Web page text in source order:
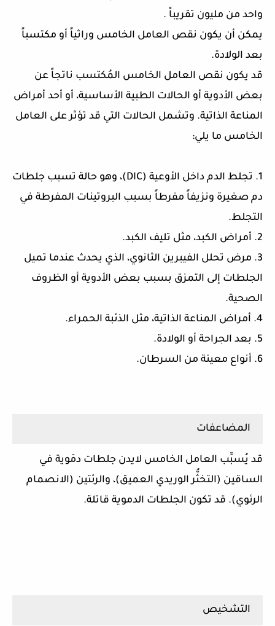
واحد من مليون تقريباً .
يمكن أن يكون نقص العامل الخامس وراثياً أو مكتسباً
بعد الولادة.
قد يكون نقص العامل الخامس المُكتسب ناتجاً عن
بعض الأدوية أو الحالات الطبية الأساسية، أو أحد أمراض
المناعة الذاتية. وتشمل الحالات التي قد تؤثر على العامل
الخامس ما يلي:
1. تجلط الدم داخل الأوعية (DIC)، وهو حالة تسبب جلطات
دم صغيرة ونزيفاً مفرطاً بسبب البروتينات المفرطة في
التجلط.
2. أمراض الكبد، مثل تليف الكبد.
3. مرض تحلل الفيبرين الثانوي، الذي يحدث عندما تميل
الجلطات إلى التمزق بسبب بعض الأدوية أو الظروف
الصحية.
4. أمراض المناعة الذاتية، مثل الذئبة الحمراء.
5. بعد الجراحة أو الولادة.
6. أنواع معينة من السرطان.
المضاعفات
قد يُسبِّب العامل الخامس لايدن جلطات دمَوية في
الساقين (التخثُّر الوريدي العميق)، والرئتين (الانصمام
الرئوي). قد تكون الجلطات الدموية قاتلة.
التشخيص